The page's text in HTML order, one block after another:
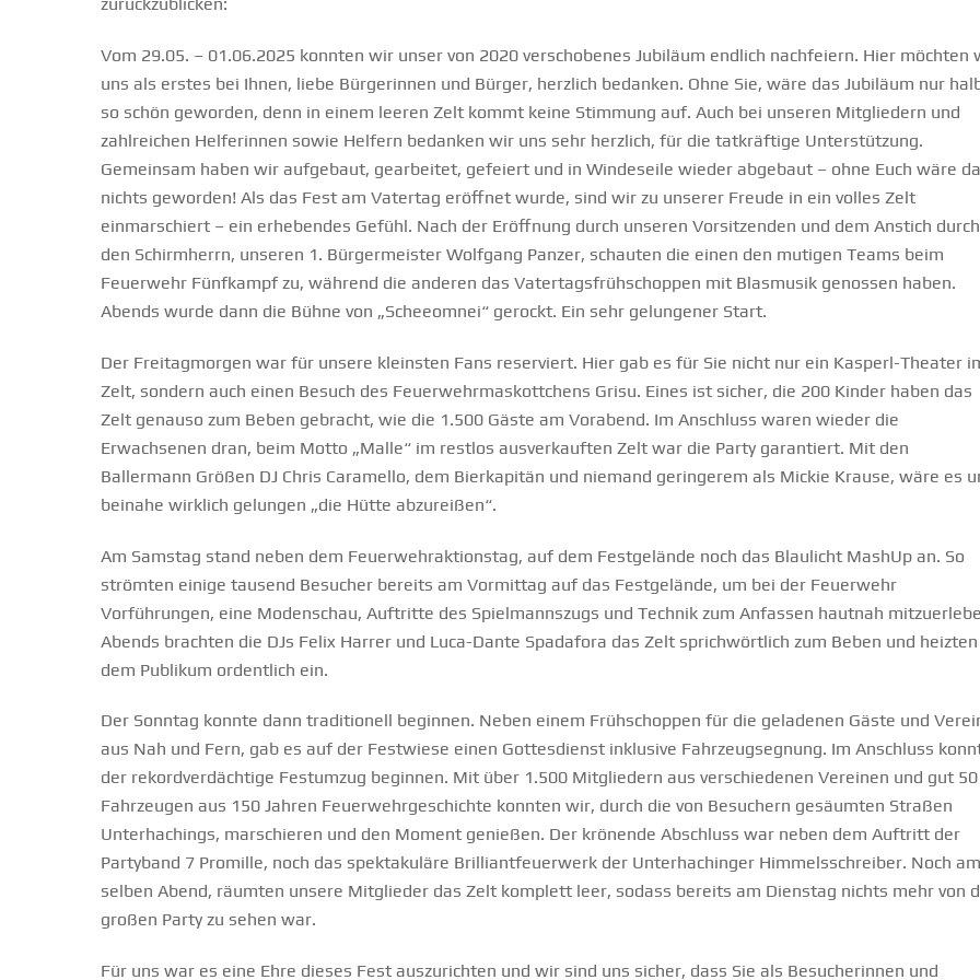
Vom 29.05. – 01.06.2025 konnten wir unser von 2020 verschobenes Jubiläum endlich nachfeiern. Hier möchten
uns als erstes bei Ihnen, liebe Bürgerinnen und Bürger, herzlich bedanken. Ohne Sie, wäre das Jubiläum nur
so schön geworden, denn in einem leeren Zelt kommt keine Stimmung auf. Auch bei unseren Mitgliedern und
zahlreichen Helferinnen sowie Helfern bedanken wir uns sehr herzlich, für die tatkräftige Unterstützung.
Gemeinsam haben wir aufgebaut, gearbeitet, gefeiert und in Windeseile wieder abgebaut – ohne Euch wäre
nichts geworden! Als das Fest am Vatertag eröffnet wurde, sind wir zu unserer Freude in ein volles Zelt
einmarschiert – ein erhebendes Gefühl. Nach der Eröffnung durch unseren Vorsitzenden und dem Anstich durch
den Schirmherrn, unseren 1. Bürgermeister Wolfgang Panzer, schauten die einen den mutigen Teams beim
Feuerwehr Fünfkampf zu, während die anderen das Vatertagsfrühschoppen mit Blasmusik genossen haben.
Abends wurde dann die Bühne von „Scheeomnei“ gerockt. Ein sehr gelungener Start.
Der Freitagmorgen war für unsere kleinsten Fans reserviert. Hier gab es für Sie nicht nur ein Kasperl-Theater
Zelt, sondern auch einen Besuch des Feuerwehrmaskottchens Grisu. Eines ist sicher, die 200 Kinder haben das
Zelt genauso zum Beben gebracht, wie die 1.500 Gäste am Vorabend. Im Anschluss waren wieder die
Erwachsenen dran, beim Motto „Malle“ im restlos ausverkauften Zelt war die Party garantiert. Mit den
Ballermann Größen DJ Chris Caramello, dem Bierkapitän und niemand geringerem als Mickie Krause, wäre es
beinahe wirklich gelungen „die Hütte abzureißen“.
Am Samstag stand neben dem Feuerwehraktionstag, auf dem Festgelände noch das Blaulicht MashUp an. So
strömten einige tausend Besucher bereits am Vormittag auf das Festgelände, um bei der Feuerwehr
Vorführungen, eine Modenschau, Auftritte des Spielmannszugs und Technik zum Anfassen hautnah
Abends brachten die DJs Felix Harrer und Luca-Dante Spadafora das Zelt sprichwörtlich zum Beben und heizten
dem Publikum ordentlich ein.
Der Sonntag konnte dann traditionell beginnen. Neben einem Frühschoppen für die geladenen Gäste und
aus Nah und Fern, gab es auf der Festwiese einen Gottesdienst inklusive Fahrzeugsegnung. Im Anschluss
der rekordverdächtige Festumzug beginnen. Mit über 1.500 Mitgliedern aus verschiedenen Vereinen und gut 50
Fahrzeugen aus 150 Jahren Feuerwehrgeschichte konnten wir, durch die von Besuchern gesäumten Straßen
Unterhachings, marschieren und den Moment genießen. Der krönende Abschluss war neben dem Auftritt der
Partyband 7 Promille, noch das spektakuläre Brilliantfeuerwerk der Unterhachinger Himmelsschreiber. Noch am
selben Abend, räumten unsere Mitglieder das Zelt komplett leer, sodass bereits am Dienstag nichts mehr von
großen Party zu sehen war.
Für uns war es eine Ehre dieses Fest auszurichten und wir sind uns sicher, dass Sie als Besucherinnen und